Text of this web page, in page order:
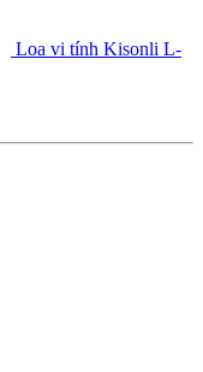
Loa vi tính Kisonli L-